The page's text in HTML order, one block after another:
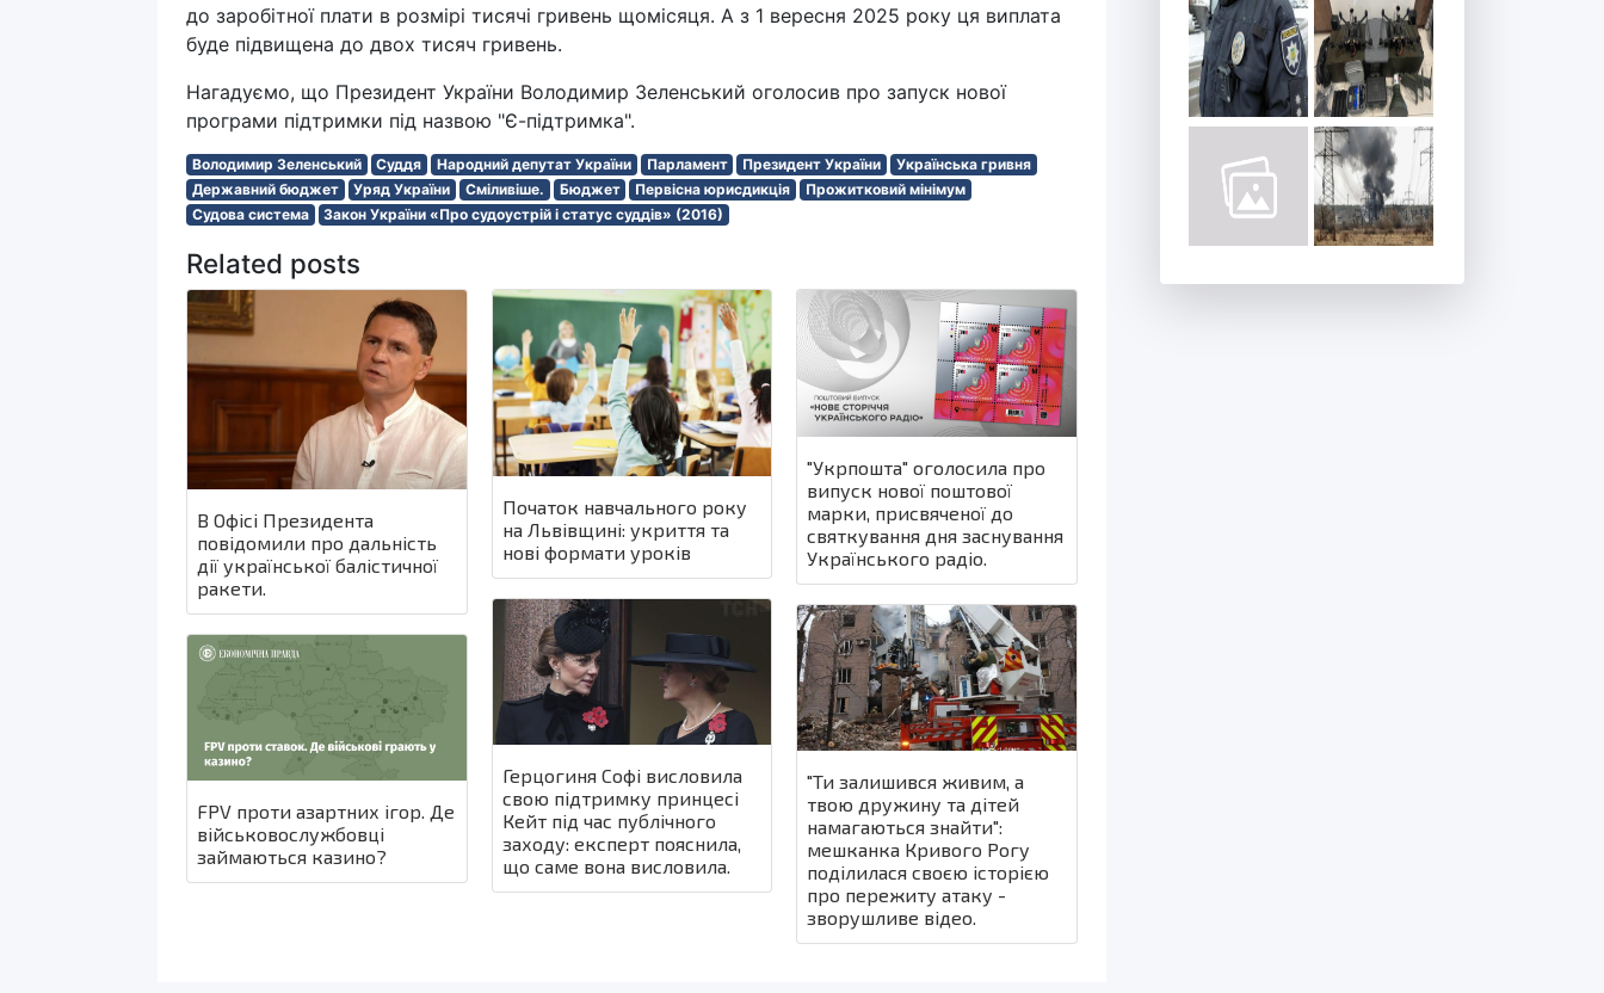
до заробітної плати в розмірі тисячі гривень щомісяця. А з 1 вересня 2025 року ця виплата
буде підвищена до двох тисяч гривень.
Нагадуємо, що Президент України Володимир Зеленський оголосив про запуск нової
програми підтримки під назвою "Є-підтримка".
Володимир Зеленський Суддя Народний депутат України Парламент Президент України
Українська гривня
Державний бюджет
Уряд України Сміливіше. Бюджет Первісна юрисдикція
Прожитковий мінімум
Судова система
Закон України «Про судоустрій і статус суддів» (2016)
Related posts
В Офісі Президента
повідомили про дальність
дії української балістичної
ракети.
FPV проти азартних ігор. Де
військовослужбовці
займаються казино?
Початок навчального року
на Львівщині: укриття та
нові формати уроків
Герцогиня Софі висловила
свою підтримку принцесі
Кейт під час публічного
заходу: експерт пояснила,
що саме вона висловила.
"Укрпошта" оголосила про
випуск нової поштової
марки, присвяченої до
святкування дня заснування
Українського радіо.
"Ти залишився живим, а
твою дружину та дітей
намагаються знайти":
мешканка Кривого Рогу
поділилася своєю історією
про пережиту атаку -
зворушливе відео.